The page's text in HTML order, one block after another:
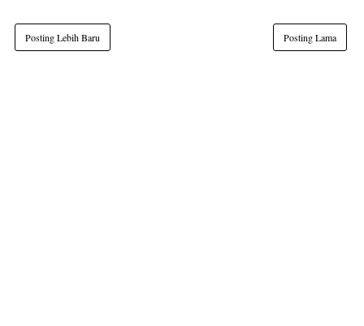
Posting Lebih Baru Posting Lama